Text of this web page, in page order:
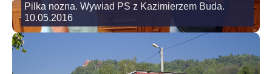
Pilka nozna. Wywiad PS z Kazimierzem Buda.
10.05.2016